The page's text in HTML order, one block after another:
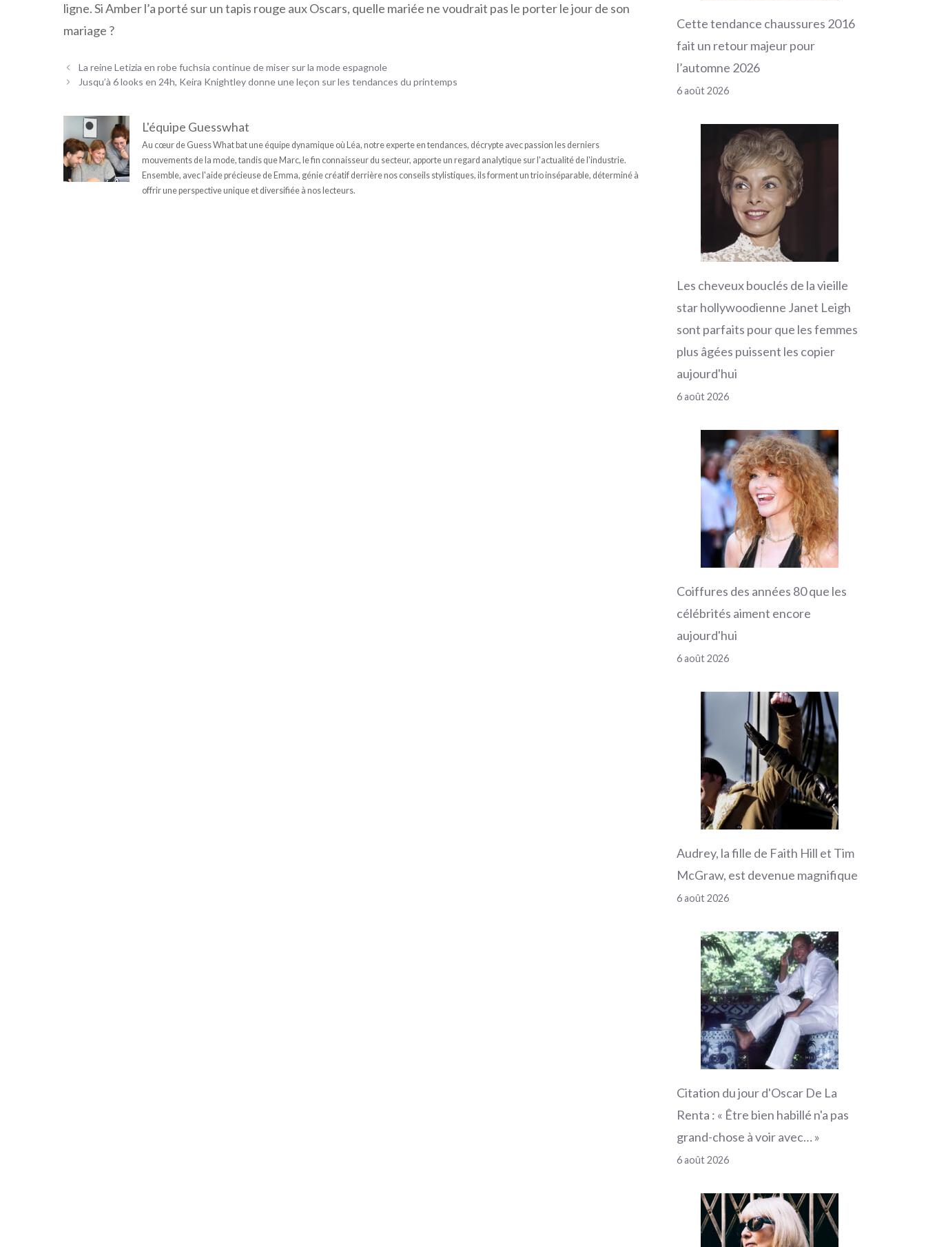
ligne. Si Amber l’a porté sur un tapis rouge aux Oscars, quelle mariée ne voudrait pas le porter le jour de son
mariage ?
La reine Letizia en robe fuchsia continue de miser sur la mode espagnole
Jusqu’à 6 looks en 24h, Keira Knightley donne une leçon sur les tendances du printemps
L'équipe Guesswhat
Au cœur de Guess What bat une équipe dynamique où Léa, notre experte en tendances, décrypte avec passion les derniers
mouvements de la mode, tandis que Marc, le fin connaisseur du secteur, apporte un regard analytique sur l'actualité de l'industrie.
Ensemble, avec l'aide précieuse de Emma, génie créatif derrière nos conseils stylistiques, ils forment un trio inséparable, déterminé à
offrir une perspective unique et diversifiée à nos lecteurs.
Cette tendance chaussures 2016
fait un retour majeur pour
l’automne 2026
6 août 2026
Les cheveux bouclés de la vieille
star hollywoodienne Janet Leigh
sont parfaits pour que les femmes
plus âgées puissent les copier
aujourd'hui
6 août 2026
Coiffures des années 80 que les
célébrités aiment encore
aujourd'hui
6 août 2026
Audrey, la fille de Faith Hill et Tim
McGraw, est devenue magnifique
6 août 2026
Citation du jour d'Oscar De La
Renta : « Être bien habillé n'a pas
grand-chose à voir avec… »
6 août 2026